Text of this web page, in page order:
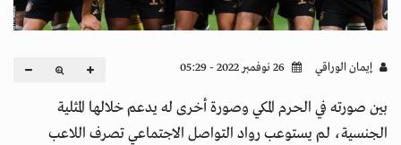
إيمان الوراقي
بين صورته في الحرم المكي وصورة أخرى له يدعم خلالها المثلية
الجنسية، لم يستوعب رواد التواصل الاجتماعي تصرف اللاعب